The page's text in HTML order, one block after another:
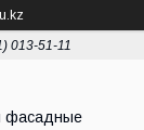
013-51-11
фасадные